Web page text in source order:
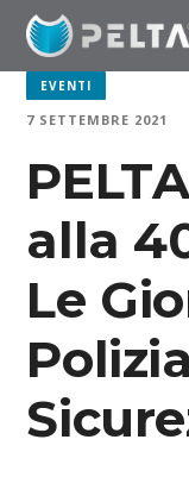
EVENTI
7 SETTEMBRE 2021
alla
Le